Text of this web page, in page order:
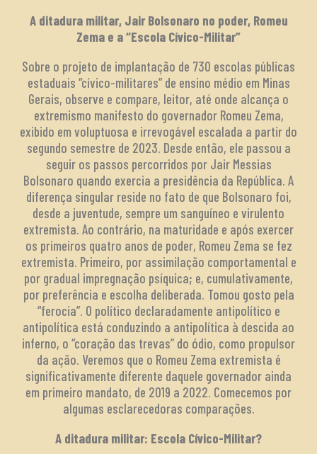
A ditadura militar, Jair Bolsonaro no poder, Romeu
Zema e a “Escola Cívico-Militar”
Sobre o projeto de implantação de 730 escolas públicas
estaduais “cívico-militares” de ensino médio em Minas
Gerais, observe e compare, leitor, até onde alcança o
extremismo manifesto do governador Romeu Zema,
exibido em voluptuosa e irrevogável escalada a partir do
segundo semestre de 2023. Desde então, ele passou a
seguir os passos percorridos por Jair Messias
Bolsonaro quando exercia a presidência da República. A
diferença singular reside no fato de que Bolsonaro foi,
desde a juventude, sempre um sanguíneo e virulento
extremista. Ao contrário, na maturidade e após exercer
os primeiros quatro anos de poder, Romeu Zema se fez
extremista. Primeiro, por assimilação comportamental e
por gradual impregnação psíquica; e, cumulativamente,
por preferência e escolha deliberada. Tomou gosto pela
“ferocia”. O político declaradamente antipolítico e
antipolítica está conduzindo a antipolítica à descida ao
inferno, o “coração das trevas” do ódio, como propulsor
da ação. Veremos que o Romeu Zema extremista é
significativamente diferente daquele governador ainda
em primeiro mandato, de 2019 a 2022. Comecemos por
algumas esclarecedoras comparações.
A ditadura militar: Escola Cívico-Militar?